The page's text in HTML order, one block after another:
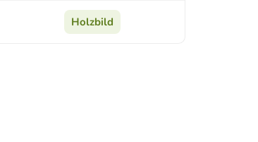
Holzbild